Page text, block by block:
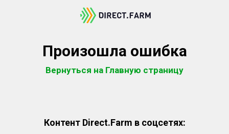
Произошла ошибка
Вернуться на Главную страницу
Контент Direct.Farm в соцсетях: